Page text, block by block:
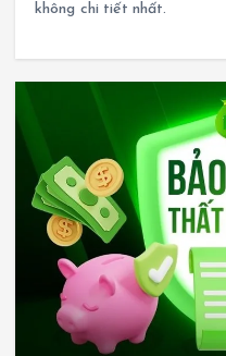
không chi tiết nhất.